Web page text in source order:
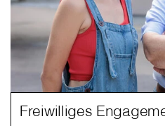
Freiwilliges